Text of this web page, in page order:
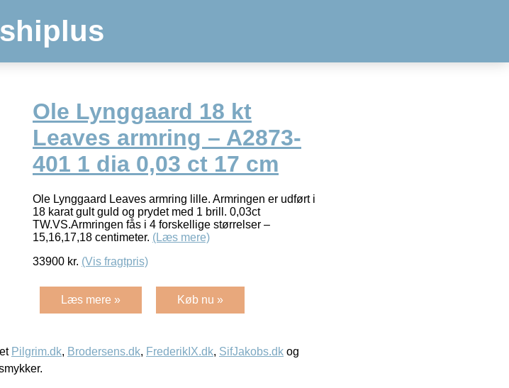
Ole Lynggaard 18 kt
Leaves armring – A2873-
401 1 dia 0,03 ct 17 cm
Ole Lynggaard Leaves armring lille. Armringen er udført i
18 karat gult guld og prydet med 1 brill. 0,03ct
TW.VS.Armringen fås i 4 forskellige størrelser –
15,16,17,18 centimeter. (Læs mere)
33900 kr. (Vis fragtpris)
Læs mere » Køb nu »
Pilgrim.dk, Brodersens.dk, FrederikIX.dk, SifJakobs.dk og